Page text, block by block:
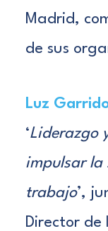
Madrid,
de sus
Luz
‘Liderazgo
impulsar la
trabajo’,
Director de